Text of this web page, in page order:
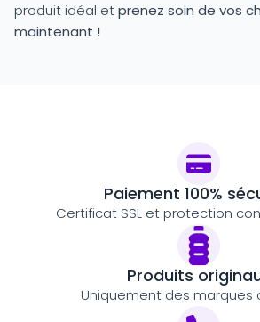
produit idéal etprenez soin de vos
maintenant !
Paiement 100%
Certificat SSL et protection
Produits
Uniquement des marques